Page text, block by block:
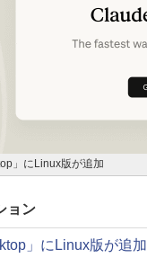
」にLinux版が追加
ョン
」にLinux版が追加